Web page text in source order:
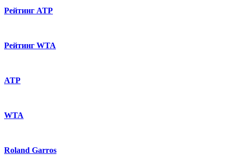
Рейтинг ATP
Рейтинг WTA
ATP
WTA
Roland Garros